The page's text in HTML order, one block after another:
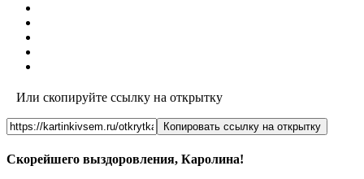
Или скопируйте ссылку на открытку
Копировать ссылку на открытку
Скорейшего выздоровления, Каролина!